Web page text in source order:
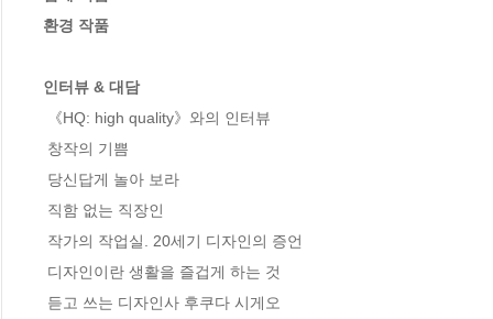
환경 작품
인터뷰 & 대담